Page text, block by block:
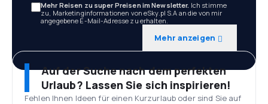
Mehr Reisen zu super Preisen im Newsletter. Ich stimme
zu, Marketinginformationen von eSky.pl S.A an die von mir
angegebene E-Mail-Adresse zu erhalten.
Mehr anzeigen
Auf der Suche nach dem perfekten
Urlaub? Lassen Sie sich inspirieren!
Fehlen Ihnen Ideen für einen Kurzurlaub oder sind Sie auf